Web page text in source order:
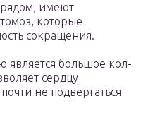
имеют
которые
сокращения.
является большое кол-
сердцу
не подвергаться